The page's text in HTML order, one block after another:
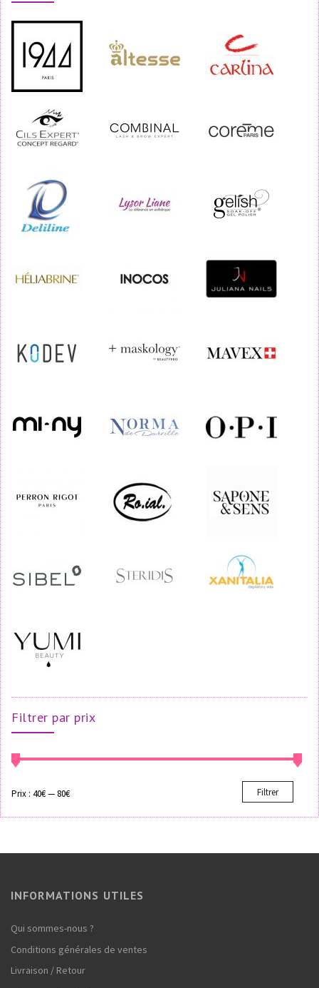
Filtrer par prix
Filtrer
Prix : 40€—80€
INFORMATIONS UTILES
Qui sommes-nous ?
Conditions générales de ventes
Livraison / Retour